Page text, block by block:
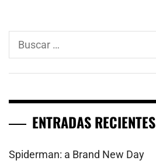
Buscar:
ENTRADAS RECIENTES
Spiderman: a Brand New Day